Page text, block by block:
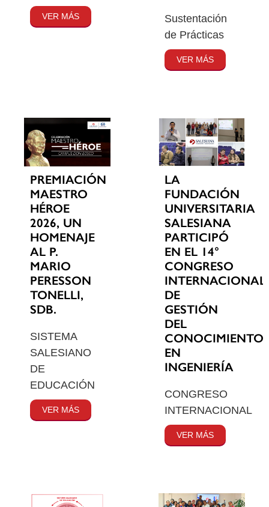
VER MÁS
Sustentación
de Prácticas
VER MÁS
PREMIACIÓN
MAESTRO
HÉROE
2026, UN
HOMENAJE
AL P.
MARIO
PERESSON
TONELLI,
SDB.
SISTEMA
SALESIANO
DE
EDUCACIÓN
VER MÁS
LA
FUNDACIÓN
UNIVERSITARIA
SALESIANA
PARTICIPÓ
EN EL 14°
CONGRESO
INTERNACIONAL
DE
GESTIÓN
DEL
CONOCIMIENTO
EN
INGENIERÍA
CONGRESO
INTERNACIONAL
VER MÁS